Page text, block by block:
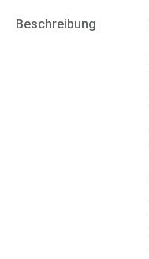
Beschreibung